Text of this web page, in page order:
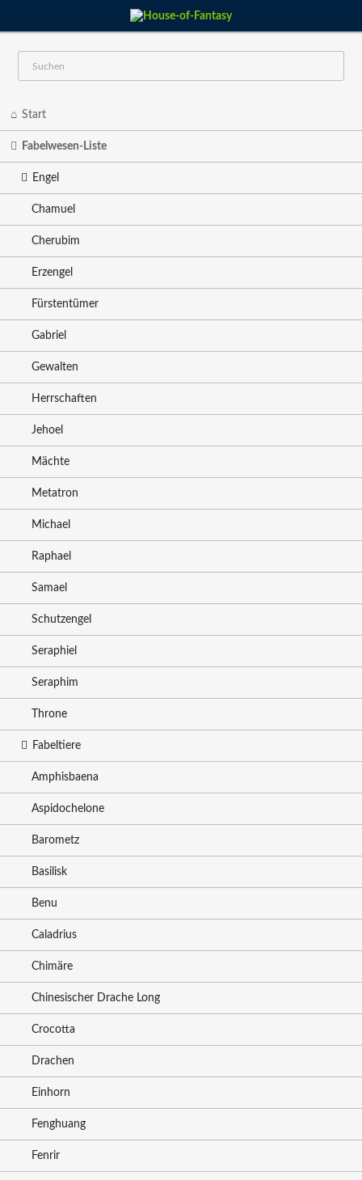
Start
Fabelwesen-Liste
Engel
Chamuel
Cherubim
Erzengel
Fürstentümer
Gabriel
Gewalten
Herrschaften
Jehoel
Mächte
Metatron
Michael
Raphael
Samael
Schutzengel
Seraphiel
Seraphim
Throne
Fabeltiere
Amphisbaena
Aspidochelone
Barometz
Basilisk
Benu
Caladrius
Chimäre
Chinesischer Drache Long
Crocotta
Drachen
Einhorn
Fenghuang
Fenrir